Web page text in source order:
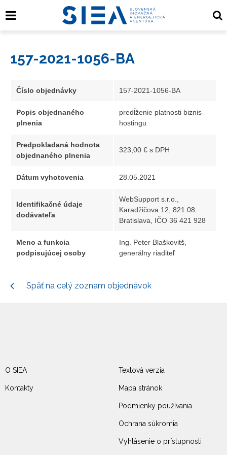
157-2021-1056-BA
Číslo objednávky 157-2021-1056-BA
Popis objednaného
plnenia
predĺženie platnosti biznis
hostingu
Predpokladaná hodnota
objednaného plnenia
323,00 € s DPH
Dátum vyhotovenia 28.05.2021
Identifikačné údaje
dodávateľa
WebSupport s.r.o.,
Karadžičova 12, 821 08
Bratislava, IČO 36 421 928
Meno a funkcia
podpisujúcej osoby
Ing. Peter Blaškovitš,
generálny riaditeľ
Späť na celý zoznam objednávok
O SIEA
Kontakty
Textová verzia
Mapa stránok
Podmienky používania
Ochrana súkromia
Vyhlásenie o prístupnosti